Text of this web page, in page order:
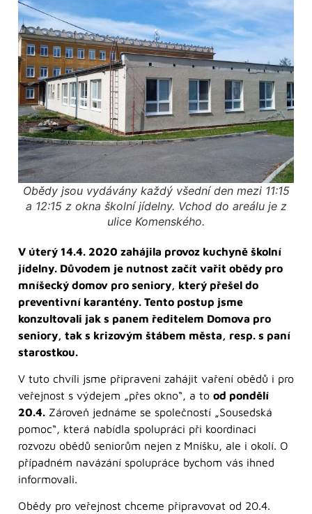
Obědy jsou vydávány každý všední den mezi 11:15
a 12:15 z okna školní jídelny. Vchod do areálu je z
ulice Komenského.
V úterý 14.4. 2020 zahájila provoz kuchyně školní
jídelny. Důvodem je nutnost začít vařit obědy pro
mníšecký domov pro seniory, který přešel do
preventivní karantény. Tento postup jsme
konzultovali jak s panem ředitelem Domova pro
seniory, tak s krizovým štábem města, resp. s paní
starostkou.
V tuto chvíli jsme připraveni zahájit vaření obědů i pro
veřejnost s výdejem „přes okno“, a to od pondělí
20.4. Zároveň jednáme se společností „Sousedská
pomoc“, která nabídla spolupráci při koordinaci
rozvozu obědů seniorům nejen z Mníšku, ale i okolí. O
případném navázání spolupráce bychom vás ihned
informovali.
Obědy pro veřejnost chceme připravovat od 20.4.